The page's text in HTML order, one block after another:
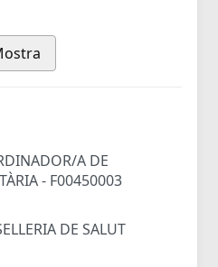
A DE
- F00450003
DE SALUT